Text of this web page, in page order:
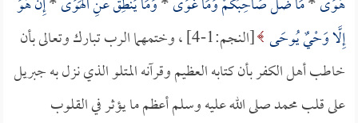
إِلَّا وَحْيٌ يُوحَى
[النجم:1-4] ، وختمهما الرب تبارك وتعالى بأن
خاطب أهل الكفر بأن كتابه العظيم وقرآنه المتلو الذي نزل به جبريل
على قلب محمد صلى الله عليه وسلم أعظم ما يؤثر في القلوب